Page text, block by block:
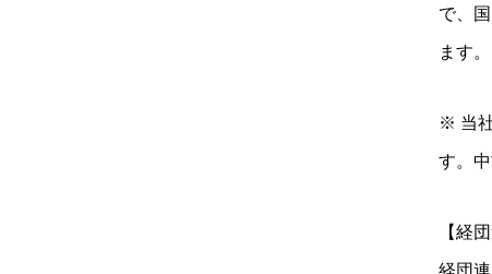
で、
ます。
※ 当
す。
【経
経団